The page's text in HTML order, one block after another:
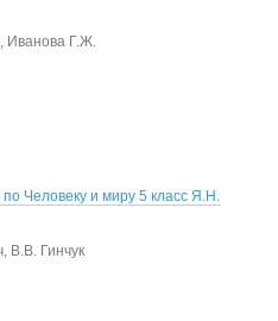
Иванова Г.Ж.
по Человеку и миру 5 класс Я.Н.
В.В. Гинчук